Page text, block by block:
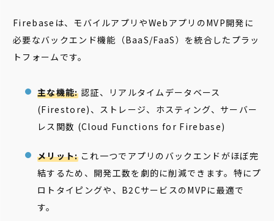
Firebaseは、モバイルアプリやWebアプリのMVP開発に
必要なバックエンド機能（BaaS/FaaS）を統合したプラッ
トフォームです。
主な機能:認証、リアルタイムデータベース
(Firestore)、ストレージ、ホスティング、サーバー
レス関数 (Cloud Functions for Firebase)
メリット:これ一つでアプリのバックエンドがほぼ完
結するため、開発工数を劇的に削減できます。特にプ
ロトタイピングや、B2CサービスのMVPに最適で
す。